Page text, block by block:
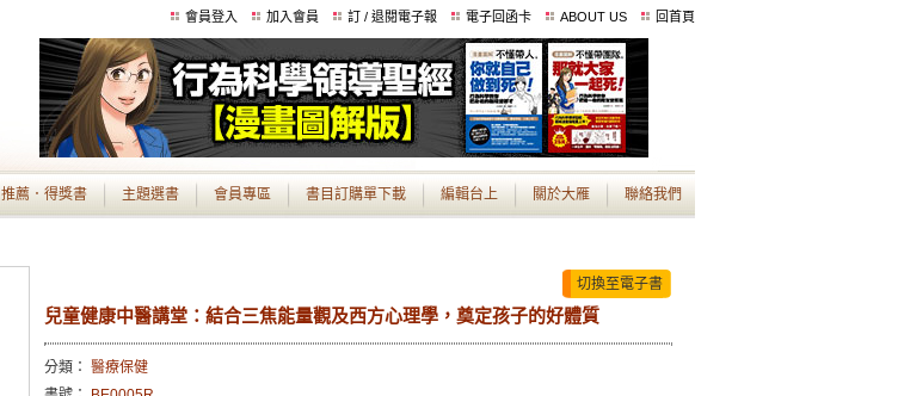
會員登入 加入會員 訂 / 退閱電子報 電子回函卡 ABOUT US 回首頁
推薦．得獎書 主題選書 會員專區 書目訂購單下載 編輯台上 關於大雁 聯絡我們
切換至電子書
兒童健康中醫講堂：結合三焦能量觀及西方心理學，奠定孩子的好體質
分類： 醫療保健